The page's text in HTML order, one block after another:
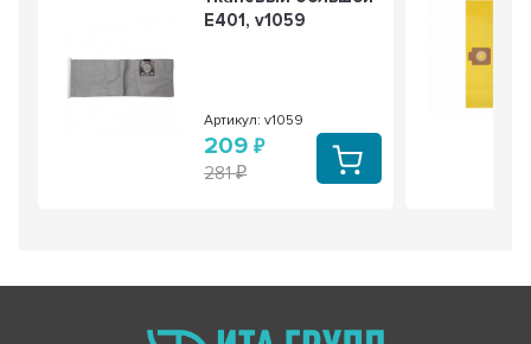
E401, v1059
Артикул: v1059
209
281